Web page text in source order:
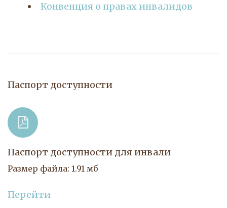
Конвенция о правах инвалидов
Паспорт доступности
Паспорт доступности для инвали
Размер файла: 1.91 мб
Перейти